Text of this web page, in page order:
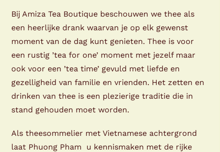
Bij Amiza Tea Boutique beschouwen we thee als
een heerlijke drank waarvan je op elk gewenst
moment van de dag kunt genieten. Thee is voor
een rustig ’tea for one’ moment met jezelf maar
ook voor een ’tea time’ gevuld met liefde en
gezelligheid van familie en vrienden. Het zetten en
drinken van thee is een plezierige traditie die in
stand gehouden moet worden.
Als theesommelier met Vietnamese achtergrond
laat Phuong Pham u kennismaken met de rijke